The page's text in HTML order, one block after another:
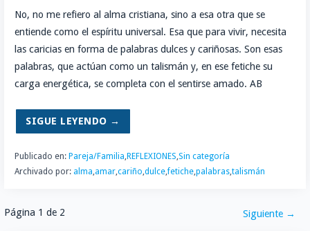
No, no me refiero al alma cristiana, sino a esa otra que se
entiende como el espíritu universal. Esa que para vivir, necesita
las caricias en forma de palabras dulces y cariñosas. Son esas
palabras, que actúan como un talismán y, en ese fetiche su
carga energética, se completa con el sentirse amado. AB
SIGUE LEYENDO →
Publicado en: Pareja/Familia REFLEXIONES Sin categoría
Archivado por: alma amar, cariño dulce,fetiche, palabras, talismán
Navegación
Página 1 de 2 Siguiente →